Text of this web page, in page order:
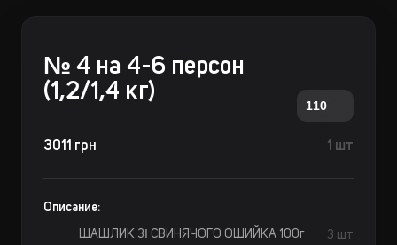
№ 4 на 4-6 персон
(1,2/1,4 кг)
110
3011 грн 1 шт
Описание:
ШАШЛИК ЗІ СВИНЯЧОГО ОШИЙКА 100г
3 шт